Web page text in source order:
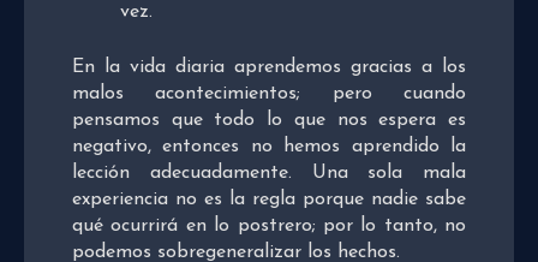
vez.
En la vida diaria aprendemos gracias a los
malos acontecimientos; pero cuando
pensamos que todo lo que nos espera es
negativo, entonces no hemos aprendido la
lección adecuadamente. Una sola mala
experiencia no es la regla porque nadie sabe
qué ocurrirá en lo postrero; por lo tanto, no
podemos sobregeneralizar los hechos.